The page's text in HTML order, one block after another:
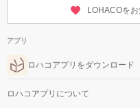
LOHACOを
アプリ
ロハコアプリをダウンロード
ロハコアプリについて